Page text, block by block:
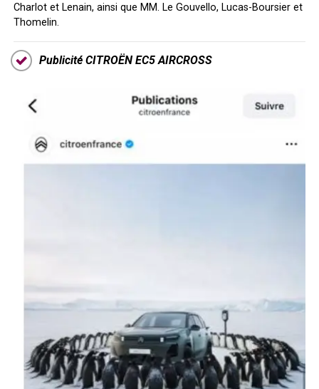
Charlot et Lenain, ainsi que MM. Le Gouvello, Lucas-Boursier et
Thomelin.
Publicité CITROËN EC5 AIRCROSS